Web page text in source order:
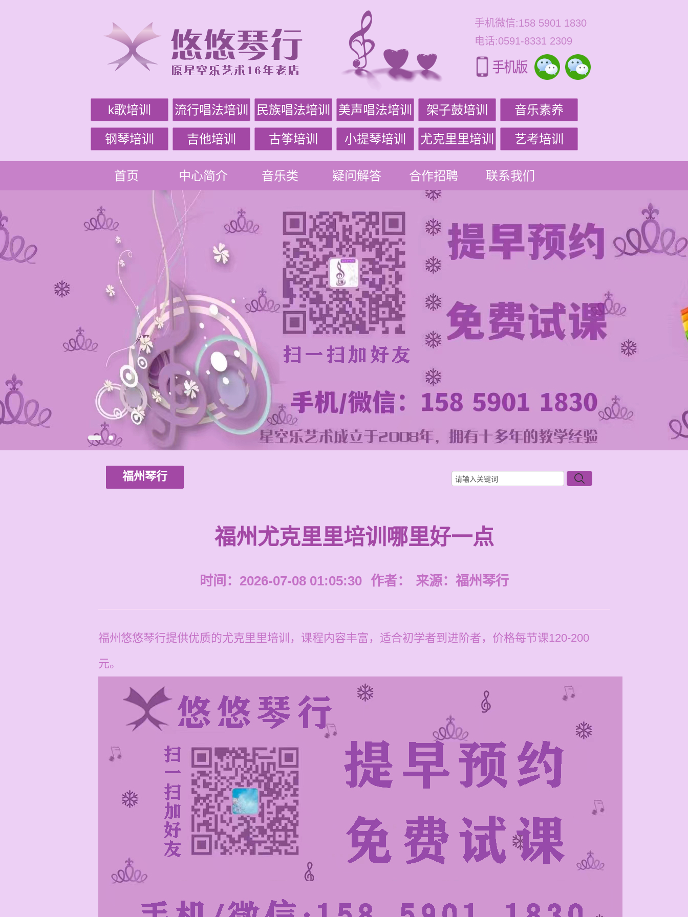
手机微信:158 5901 1830
电话:0591-8331 2309
k歌培训 流行唱法培训 民族唱法培训 美声唱法培训 架子鼓培训 音乐素养
钢琴培训 吉他培训 古筝培训 小提琴培训 尤克里里培训 艺考培训
首页 中心简介 音乐类 疑问解答 合作招聘 联系我们
福州琴行
福州尤克里里培训哪里好一点
时间：2026-07-08 01:05:30 作者： 来源： 福州琴行
福州悠悠琴行提供优质的尤克里里培训，课程内容丰富，适合初学者到进阶者，价格每节课120-200
元。